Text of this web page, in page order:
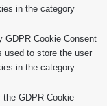
in the category
GDPR Cookie Consent
used to store the user
in the category
GDPR Cookie